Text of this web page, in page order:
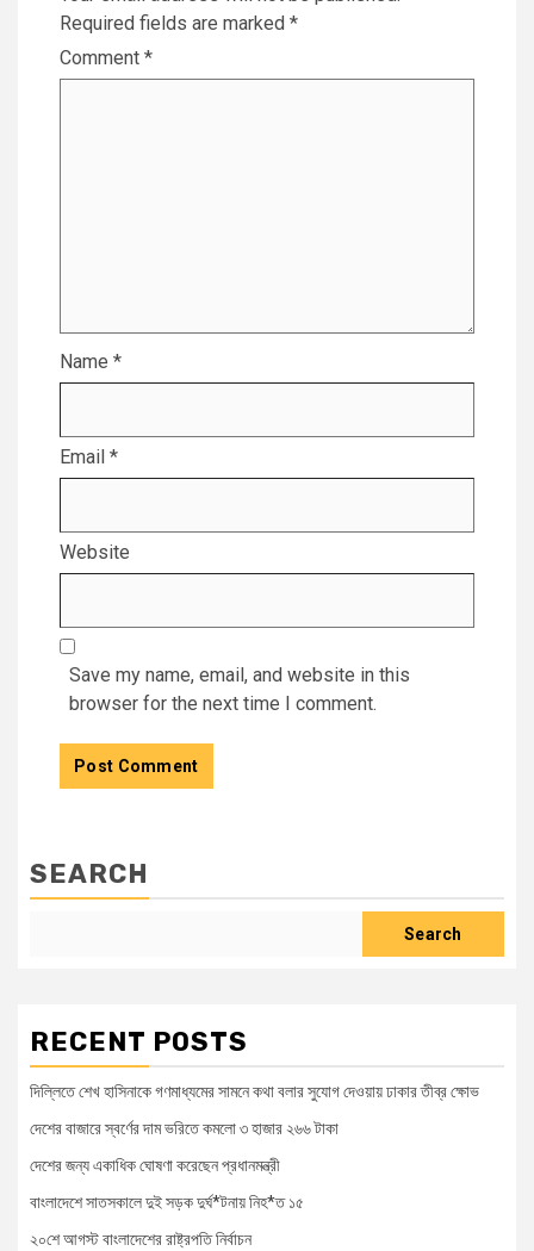
Required fields are marked *
Comment *
Name *
Email *
Website
Save my name, email, and website in this
browser for the next time I comment.
SEARCH
Search
RECENT POSTS
দিল্লিতে শেখ হাসিনাকে গণমাধ্যমের সামনে কথা বলার সুযোগ দেওয়ায় ঢাকার তীব্র ক্ষোভ
দেশের বাজারে স্বর্ণের দাম ভরিতে কমলো ৩ হাজার ২৬৬ টাকা
দেশের জন্য একাধিক ঘোষণা করেছেন প্রধানমন্ত্রী
বাংলাদেশে সাতসকালে দুই সড়ক দুর্ঘ*টনায় নিহ*ত ১৫
২০শে আগস্ট বাংলাদেশের রাষ্ট্রপতি নির্বাচন